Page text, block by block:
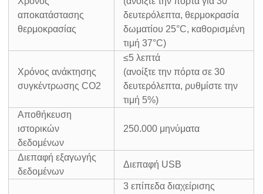
αποκατάστασης
θερμοκρασίας
δευτερόλεπτα, θερμοκρασία
δωματίου 25°C, καθορισμένη
τιμή 37°C)
Χρόνος ανάκτησης
συγκέντρωσης CO2
≤5 λεπτά
(ανοίξτε την πόρτα σε 30
δευτερόλεπτα, ρυθμίστε την
τιμή 5%)
Αποθήκευση
ιστορικών
δεδομένων
250.000 μηνύματα
Διεπαφή εξαγωγής
δεδομένων
Διεπαφή USB
3 επίπεδα διαχείρισης